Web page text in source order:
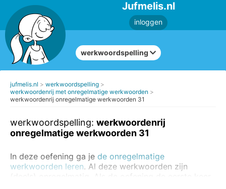
Jufmelis.nl
inloggen
werkwoordspelling
jufmelis.nl
werkwoordspelling
werkwoordenrij met onregelmatige werkwoorden
werkwoordenrij onregelmatige werkwoorden 31
werkwoordspelling: werkwoordenrij
onregelmatige werkwoorden 31
In deze oefening ga je de onregelmatige
werkwoorden leren. Al deze werkwoorden zijn
(deels) onregelmatig. Als de oefening de eerste keer